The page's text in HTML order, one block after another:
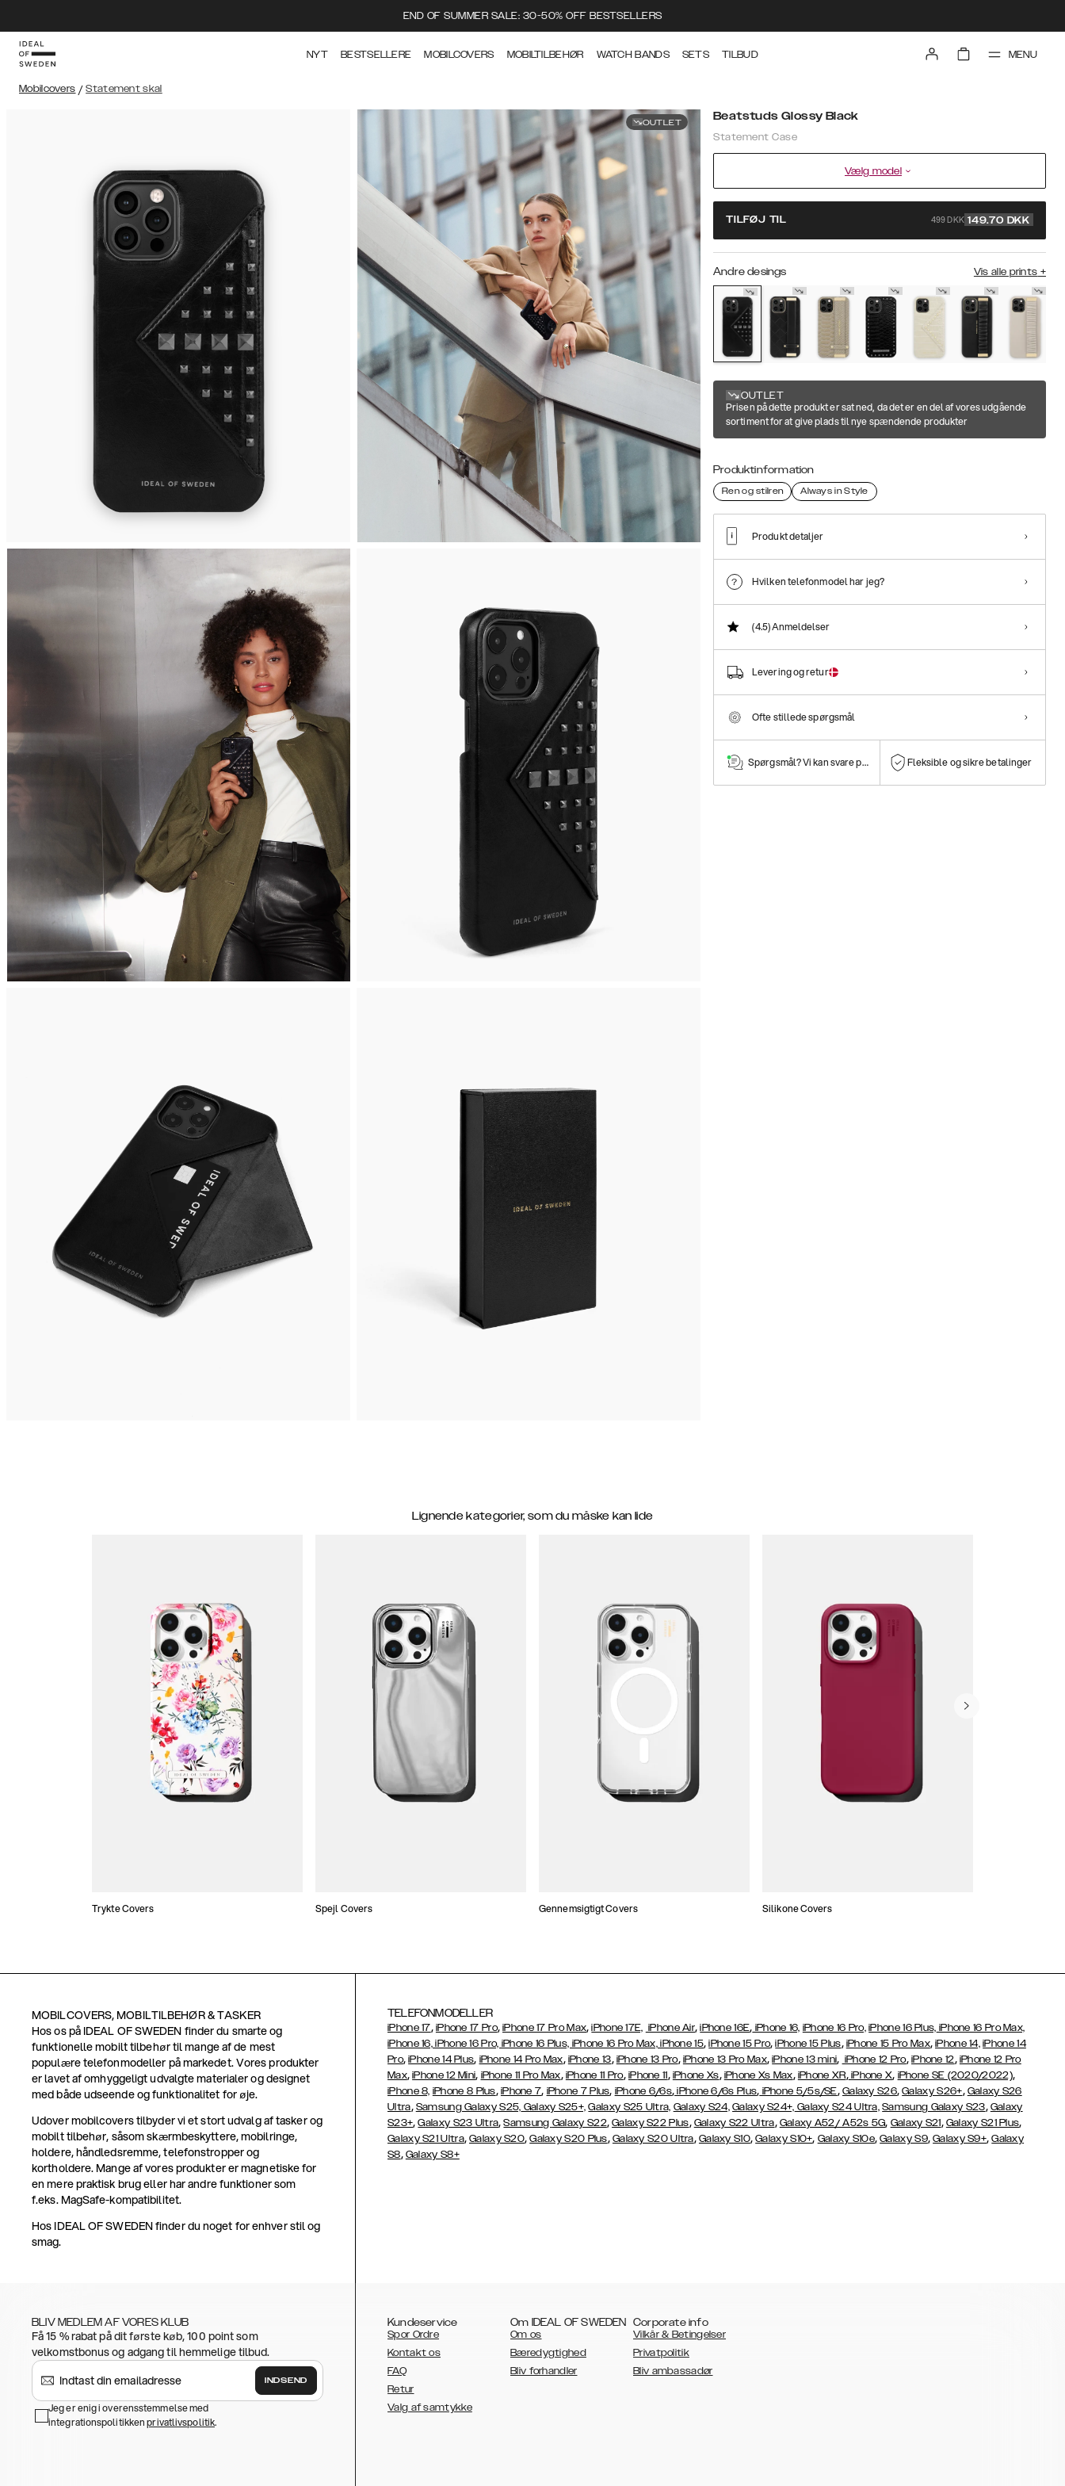
END OF SUMMER SALE: 30-50% OFF BESTSELLERS
NYT BESTSELLERE MOBILCOVERS MOBILTILBEHØR WATCH BANDS SETS TILBUD MENU
Mobilcovers / Statement skal
OUTLET Beatstuds Glossy Black
Statement Case
Vælg model
TILFØJ TIL 499 DKK 149.70 DKK
Andre desings Vis alle prints +
OUTLET
Prisen på dette produkt er sat ned, da det er en del af vores udgående
sortiment for at give plads til nye spændende produkter
Produktinformation
Ren og stilren Always in Style
Produkt detaljer
Hvilken telefonmodel har jeg?
(4.5)Anmeldelser
Levering og retur
Ofte stillede spørgsmål
Spørgsmål? Vi kan svare på dem! Fleksible og sikre betalinger
Lignende kategorier, som du måske kan lide
Trykte Covers Spejl Covers Gennemsigtigt Covers Silikone Covers
MOBILCOVERS, MOBILTILBEHØR & TASKER
Hos os på IDEAL OF SWEDEN finder du smarte og
funktionelle mobilt tilbehør til mange af de mest
populære telefonmodeller på markedet. Vores produkter
er lavet af omhyggeligt udvalgte materialer og designet
med både udseende og funktionalitet for øje.
Udover mobilcovers tilbyder vi et stort udvalg af tasker og
mobilt tilbehør, såsom skærmbeskyttere, mobilringe,
holdere, håndledsremme, telefonstropper og
kortholdere. Mange af vores produkter er magnetiske for
en mere praktisk brug eller har andre funktioner som
f.eks. MagSafe-kompatibilitet.
Hos IDEAL OF SWEDEN finder du noget for enhver stil og
smag.
TELEFONMODELLER
iPhone 17, iPhone 17 Pro,iPhone 17 Pro Max,iPhone 17E, iPhone Air,iPhone 16E, iPhone 16, iPhone 16 Pro, iPhone 16 Plus, iPhone 16 Pro Max,
iPhone 16, iPhone 16 Pro, iPhone 16 Plus, iPhone 16 Pro Max, iPhone 15,iPhone 15 Pro,iPhone 15 Plus, iPhone 15 Pro Max,iPhone 14, iPhone 14
Pro,iPhone 14 Plus, iPhone 14 Pro Max, iPhone 13, iPhone 13 Pro, iPhone 13 Pro Max,iPhone 13 mini, iPhone 12 Pro, iPhone 12, iPhone 12 Pro
Max,iPhone 12 Mini, iPhone 11 Pro Max, iPhone 11 Pro, iPhone 11, iPhone Xs, iPhone Xs Max, iPhone XR,iPhone X, iPhone SE (2020/2022),
iPhone 8, iPhone 8 Plus, iPhone 7, iPhone 7 Plus, iPhone 6/6s, iPhone 6/6s Plus, iPhone 5/5s/SE, Galaxy S26,Galaxy S26+, Galaxy S26
Ultra, Samsung Galaxy S25, Galaxy S25+, Galaxy S25 Ultra, Galaxy S24, Galaxy S24+, Galaxy S24 Ultra, Samsung Galaxy S23, Galaxy
S23+,Galaxy S23 Ultra,Samsung Galaxy S22,Galaxy S22 Plus, Galaxy S22 Ultra, Galaxy A52/ A52s 5G, Galaxy S21, Galaxy S21 Plus,
Galaxy S21 Ultra,Galaxy S20,Galaxy S20 Plus, Galaxy S20 Ultra, Galaxy S10,Galaxy S10+, Galaxy S10e,Galaxy S9,Galaxy S9+,Galaxy
S8, Galaxy S8+
BLIV MEDLEM AF VORES KLUB
Få 15 % rabat på dit første køb, 100 point som
velkomstbonus og adgang til hemmelige tilbud.
INDSEND
Jeg er enig i overensstemmelse med
integrationspolitikkenprivatlivspolitik.
Kundeservice
Spor Ordre
Kontakt os
FAQ
Retur
Valg af samtykke
Om IDEAL OF SWEDEN
Om os
Bæredygtighed
Bliv forhandler
Corporate info
Vilkår & Betingelser
Privatpolitik
Bliv ambassadør